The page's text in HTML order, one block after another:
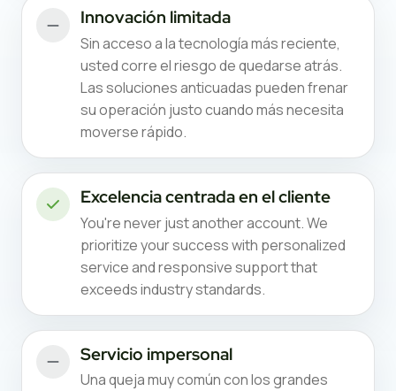
Innovación limitada
Sin acceso a la tecnología más reciente,
usted corre el riesgo de quedarse atrás.
Las soluciones anticuadas pueden frenar
su operación justo cuando más necesita
moverse rápido.
Excelencia centrada en el cliente
You're never just another account. We
prioritize your success with personalized
service and responsive support that
exceeds industry standards.
Servicio impersonal
Una queja muy común con los grandes